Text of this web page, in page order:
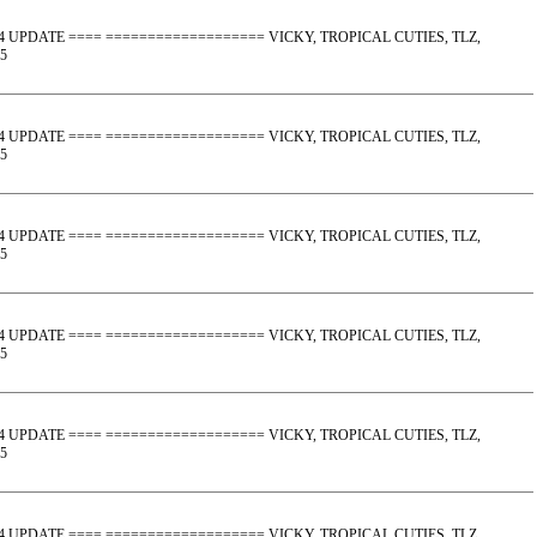
UPDATE ==== =================== VICKY, TROPICAL CUTIES, TLZ,
UPDATE ==== =================== VICKY, TROPICAL CUTIES, TLZ,
UPDATE ==== =================== VICKY, TROPICAL CUTIES, TLZ,
UPDATE ==== =================== VICKY, TROPICAL CUTIES, TLZ,
UPDATE ==== =================== VICKY, TROPICAL CUTIES, TLZ,